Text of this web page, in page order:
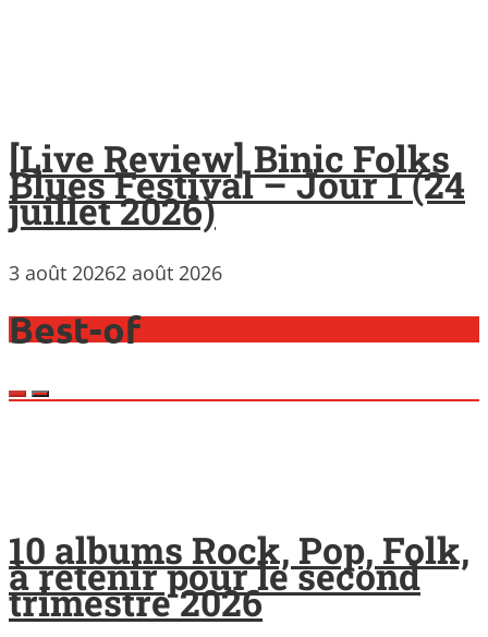
[Live Review] Binic Folks
Blues Festival – Jour 1 (24
juillet 2026)
3 août 20262 août 2026
Best-of
10 albums Rock, Pop, Folk,
à retenir pour le second
trimestre 2026